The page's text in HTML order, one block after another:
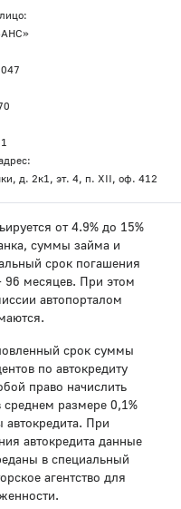
д. 2к1, эт. 4, п. XII, оф. 412
от 4.9% до 15%
суммы займа и
срок погашения
96 месяцев. При этом
автопорталом
срок суммы
по автокредиту
право начислить
размере 0,1%
При
автокредита данные
в специальный
агентство для